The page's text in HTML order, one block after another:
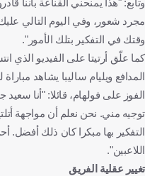
وتابع: "هذا يمنحني القناعة بأننا
مجرد شعور، وفي اليوم التالي
وقتك في التفكير بتلك الأمور".
كما علّق أرتيتا على الفيديو الذي
المدافع ويليام ساليبا يشاهد
الفوز على فولهام، قائلا: "أنا
توجيه مني. نحن نعلم أن مواجهة
التفكير بها مبكرا كان ذلك أفضل.
اللاعبين".
تغيير عقلية الفريق